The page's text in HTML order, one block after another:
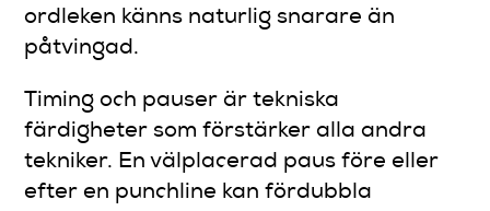
ordleken känns naturlig snarare än
påtvingad.
Timing och pauser är tekniska
färdigheter som förstärker alla andra
tekniker. En välplacerad paus före eller
efter en punchline kan fördubbla